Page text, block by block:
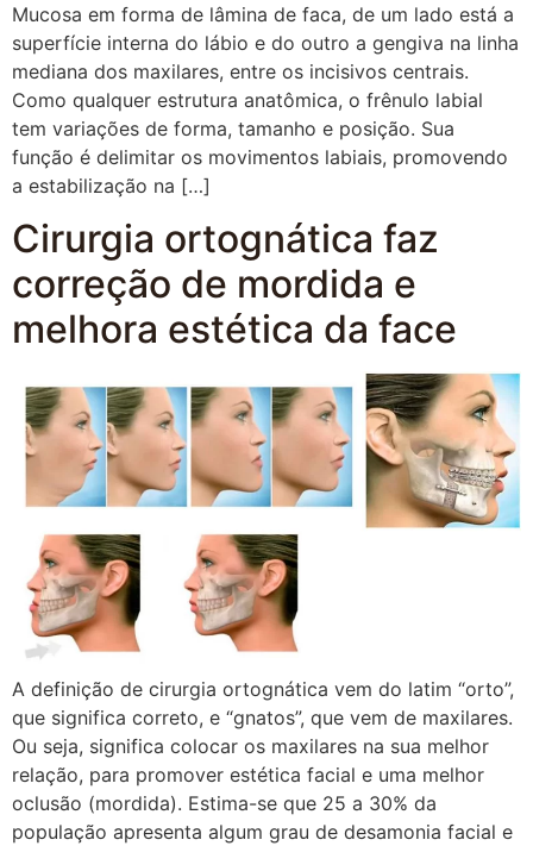
Mucosa em forma de lâmina de faca, de um lado está a
superfície interna do lábio e do outro a gengiva na linha
mediana dos maxilares, entre os incisivos centrais.
Como qualquer estrutura anatômica, o frênulo labial
tem variações de forma, tamanho e posição. Sua
função é delimitar os movimentos labiais, promovendo
a estabilização na […]
Cirurgia ortognática faz
correção de mordida e
melhora estética da face
A definição de cirurgia ortognática vem do latim “orto”,
que significa correto, e “gnatos”, que vem de maxilares.
Ou seja, significa colocar os maxilares na sua melhor
relação, para promover estética facial e uma melhor
oclusão (mordida). Estima-se que 25 a 30% da
população apresenta algum grau de desamonia facial e